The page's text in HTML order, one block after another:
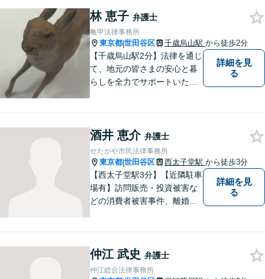
実に」「丁寧に」「迅速に」
取り組みます。 （東京弁護士
会所属・代表弁護士木村康
之）
林 恵子 弁護士
亀甲法律事務所
東京都|世田谷区 千歳烏山駅 から徒歩2分
【千歳烏山駅2分】法律を通じ
て、地元の皆さまの安心と暮
らしを全力でサポートいたし
に複雑なお悩みでも、安心し
てご相談ください。※電話は
面談予約のみ。【地域密着型
の法律事務所】
詳細を見
る
酒井 恵介 弁護士
せたがや市民法律事務所
東京都|世田谷区 西太子堂駅 から徒歩3分
【西太子堂駅3分】【近隣駐車
場有】訪問販売・投資被害な
どの消費者被害事件、離婚・
活保護の申請同行・審査請求
など 幅広い案件に全力で取り
詳細を見
る
仲江 武史 弁護士
仲江総合法律事務所